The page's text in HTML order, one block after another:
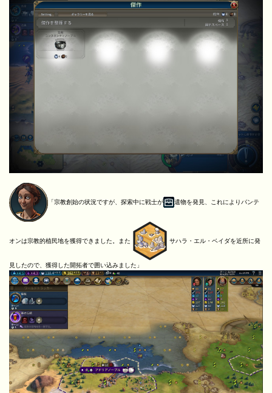
「宗教創始の状況ですが、探索中に戦士が 遺物を発見、これによりパンテ
オンは宗教的植民地を獲得できました。また サハラ・エル・ベイダを近所に発
見したので、獲得した開拓者で囲い込みました」